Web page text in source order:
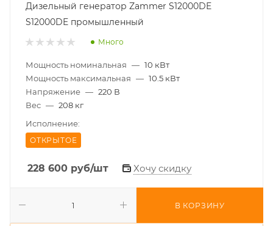
Дизельный генератор Zammer S12000DE
S12000DE промышленный
Много
Мощность номинальная — 10 кВт
Мощность максимальная — 10.5 кВт
Напряжение — 220 В
Вес — 208 кг
Исполнение:
ОТКРЫТОЕ
228 600 руб/шт Хочу скидку
В КОРЗИНУ